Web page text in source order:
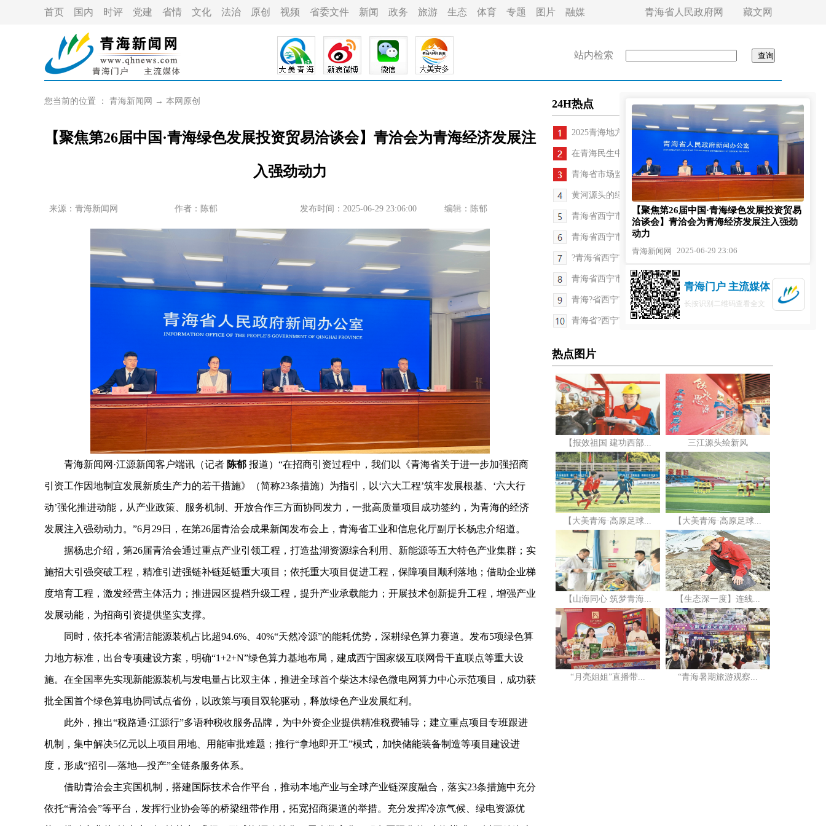
首页 国内 时评 党建 省情 文化 法治 原创 视频 省委文件 新闻 政务 旅游 生态 体育 专题 图片 融媒 青海省人民政府网 藏文网
站内检索
您当前的位置 ： 青海新闻网 → 本网原创
【聚焦第26届中国·青海绿色发展投资贸易洽谈会】青洽会为青海经济发展注
入强劲动力
来源： 青海新闻网 作者： 陈郁 发布时间：2025-06-29 23:06:00 编辑：陈郁
青海新闻网·江源新闻客户端讯（记者 陈郁 报道）“在招商引资过程中，我们以《青海省关于进一步加强招商
引资工作因地制宜发展新质生产力的若干措施》（简称23条措施）为指引，以‘六大工程’筑牢发展根基、‘六大行
动’强化推进动能，从产业政策、服务机制、开放合作三方面协同发力，一批高质量项目成功签约，为青海的经济
发展注入强劲动力。”6月29日，在第26届青洽会成果新闻发布会上，青海省工业和信息化厅副厅长杨忠介绍道。
据杨忠介绍，第26届青洽会通过重点产业引领工程，打造盐湖资源综合利用、新能源等五大特色产业集群；实
施招大引强突破工程，精准引进强链补链延链重大项目；依托重大项目促进工程，保障项目顺利落地；借助企业梯
度培育工程，激发经营主体活力；推进园区提档升级工程，提升产业承载能力；开展技术创新提升工程，增强产业
发展动能，为招商引资提供坚实支撑。
同时，依托本省清洁能源装机占比超94.6%、40%“天然冷源”的能耗优势，深耕绿色算力赛道。发布5项绿色算
力地方标准，出台专项建设方案，明确“1+2+N”绿色算力基地布局，建成西宁国家级互联网骨干直联点等重大设
施。在全国率先实现新能源装机与发电量占比双主体，推进全球首个柴达木绿色微电网算力中心示范项目，成功获
批全国首个绿色算电协同试点省份，以政策与项目双轮驱动，释放绿色产业发展红利。
此外，推出“税路通·江源行”多语种税收服务品牌，为中外资企业提供精准税费辅导；建立重点项目专班跟进
机制，集中解决5亿元以上项目用地、用能审批难题；推行“拿地即开工”模式，加快储能装备制造等项目建设进
度，形成“招引—落地—投产”全链条服务体系。
借助青洽会主宾国机制，搭建国际技术合作平台，推动本地产业与全球产业链深度融合，落实23条措施中充分
依托“青洽会”等平台，发挥行业协会等的桥梁纽带作用，拓宽招商渠道的举措。充分发挥冷凉气候、绿电资源优
24H热点
2025青海地方特色精品美食展暨第七届西宁河湟...
在青海民生中注入“江苏血液”
青海省市场监管局发布三个信用监管地方标准
黄河源头的绿色守护
青海省西宁市：民政多举措兜牢民生底线 提升群众获...
青海省西宁市：科技赋能世界级盐湖产业创新服务基...
?青海省西宁市：以改革之笔绘就高质量发展新图景
青海省西宁市：数据标注产业从雏形迈向规模
青海?省西宁市：接待游客1245.19万人次
青海省?西宁市：以绿电为基 算力产业加速崛起
热点图片
【报效祖国 建功西部... 三江源头绘新风
【大美青海·高原足球... 【大美青海·高原足球...
【山海同心 筑梦青海... 【生态深一度】连线...
“月亮姐姐”直播带... “青海暑期旅游观察...
【聚焦第26届中国·青海绿色发展投资贸易
洽谈会】青洽会为青海经济发展注入强劲
动力
青海新闻网 2025-06-29 23:06
青海门户 主流媒体
长按识别二维码查看全文